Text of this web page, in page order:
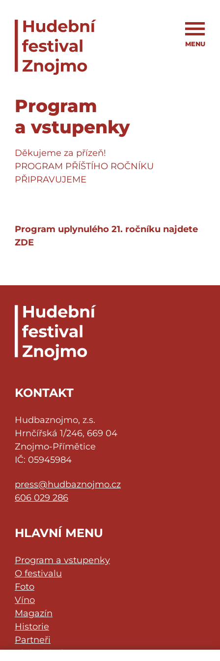
MENU
Program
a vstupenky
Děkujeme za přízeň!
PROGRAM PŘÍŠTÍHO ROČNÍKU
PŘIPRAVUJEME
Program uplynulého 21. ročníku najdete
ZDE
KONTAKT
Hudbaznojmo, z.s.
Hrnčířská 1/246, 669 04
Znojmo-Přímětice
IČ: 05945984
press@hudbaznojmo.cz
606 029 286
HLAVNÍ MENU
Program a vstupenky
O festivalu
Foto
Víno
Magazín
Historie
Partneři
Klub přátel